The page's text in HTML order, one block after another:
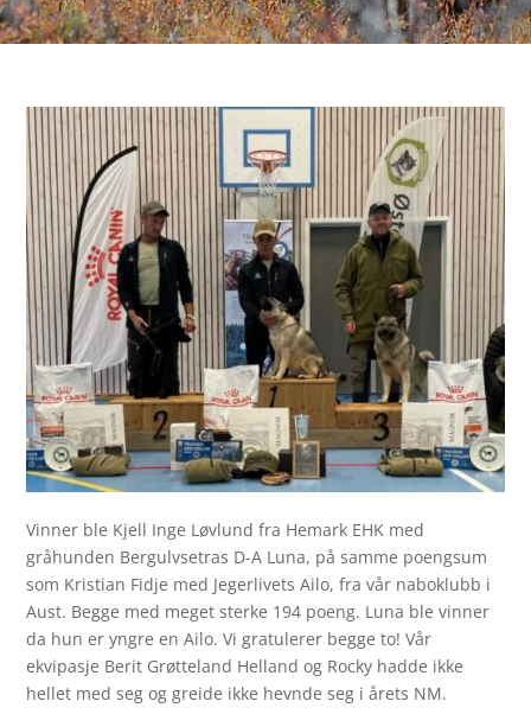
Vinner ble Kjell Inge Løvlund fra Hemark EHK med
gråhunden Bergulvsetras D-A Luna, på samme poengsum
som Kristian Fidje med Jegerlivets Ailo, fra vår naboklubb i
Aust. Begge med meget sterke 194 poeng. Luna ble vinner
da hun er yngre en Ailo. Vi gratulerer begge to! Vår
ekvipasje Berit Grøtteland Helland og Rocky hadde ikke
hellet med seg og greide ikke hevnde seg i årets NM.